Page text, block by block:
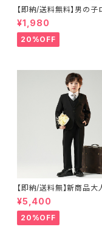
【即納/送料無料】男の子
ースベビーカバーオール
タイ付き男の子フォーマル
ースタキシードお食い初
パースお誕生日フォーマ
NS映え70㎝ 80㎝ 90
¥1,980
20%OFF
【即納/送料無】新商品大
の子タキシードネクタイ付
学式卒業式スーツ 男の
ーマルスーツキッズフォー
ーツ ネイビーグレー ブ
¥5,400
20%OFF